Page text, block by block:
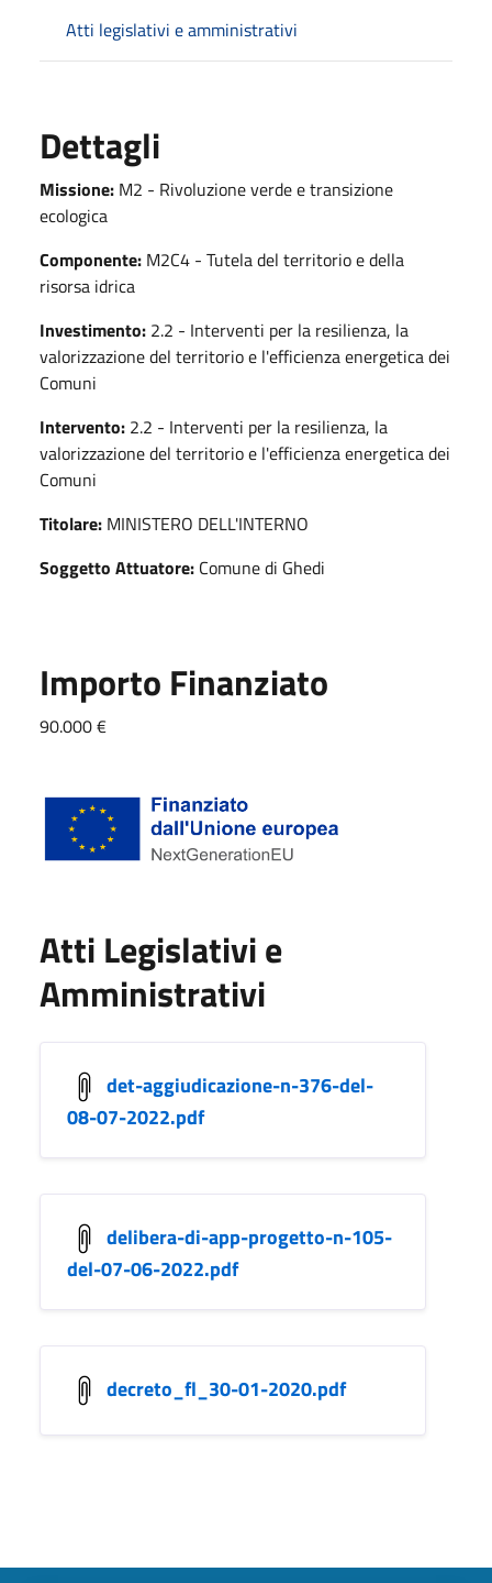
Atti legislativi e amministrativi
Dettagli
Missione: M2 - Rivoluzione verde e transizione
ecologica
Componente: M2C4 - Tutela del territorio e della
risorsa idrica
Investimento: 2.2 - Interventi per la resilienza, la
valorizzazione del territorio e l'efficienza energetica dei
Comuni
Intervento: 2.2 - Interventi per la resilienza, la
valorizzazione del territorio e l'efficienza energetica dei
Comuni
Titolare: MINISTERO DELL'INTERNO
Soggetto Attuatore: Comune di Ghedi
Importo Finanziato
90.000 €
Atti Legislativi e
Amministrativi
det-aggiudicazione-n-376-del-
08-07-2022.pdf
delibera-di-app-progetto-n-105-
del-07-06-2022.pdf
decreto_fl_30-01-2020.pdf